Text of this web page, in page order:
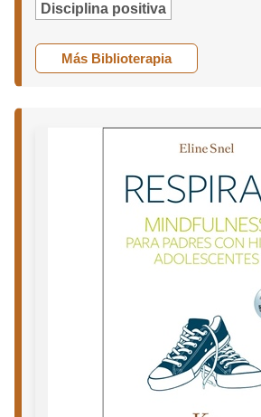
Disciplina positiva
Más Biblioterapia